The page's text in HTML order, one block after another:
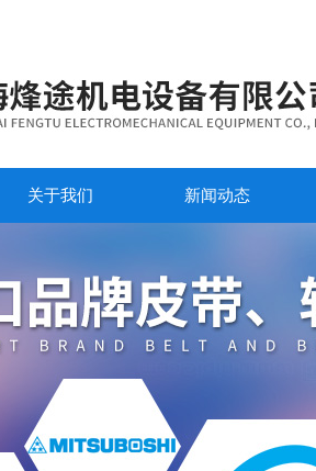
关于我们 新闻动态